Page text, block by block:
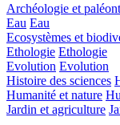
Archéologie et
Eau Eau
Ecosystèmes et
Ethologie Ethologie
Evolution Evolution
Histoire des sciences
Humanité et nature
Jardin et agriculture